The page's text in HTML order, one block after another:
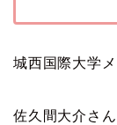
城西国際大学
佐久間大介さ